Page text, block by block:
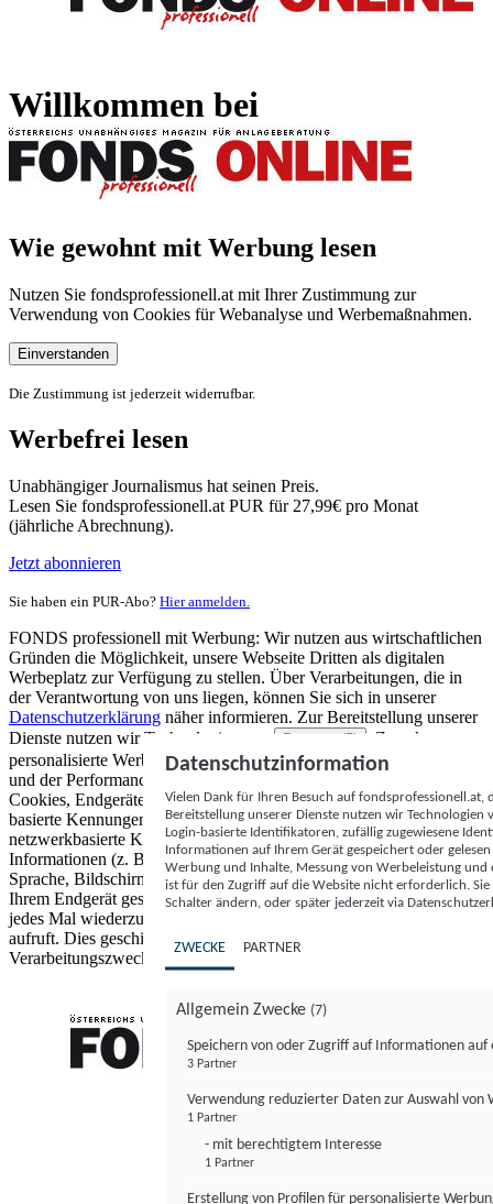
Willkommen bei
Wie gewohnt mit Werbung lesen
Nutzen Sie fondsprofessionell.at mit Ihrer Zustimmung zur
Verwendung von Cookies für Webanalyse und Werbemaßnahmen.
Einverstanden
Die Zustimmung ist jederzeit widerrufbar.
Werbefrei lesen
Unabhängiger Journalismus hat seinen Preis.
Lesen Sie fondsprofessionell.at PUR für 27,99€ pro Monat
(jährliche Abrechnung).
Jetzt abonnieren
Sie haben ein PUR-Abo? Hier anmelden.
FONDS professionell mit Werbung: Wir nutzen aus wirtschaftlichen
Gründen die Möglichkeit, unsere Webseite Dritten als digitalen
Werbeplatz zur Verfügung zu stellen. Über Verarbeitungen, die in
der Verantwortung von uns liegen, können Sie sich in unserer
Datenschutzerklärung näher informieren. Zur Bereitstellung unserer
Dienste nutzen wir Technologien von
Partnern (5)
. Zwecke:
personalisierte Werbung und Inhalte, Messung von Werbeleistung
und der Performance von Inhalten sowie Zielgruppenforschung.
Cookies, Endgeräte- oder ähnliche Online-Kennungen (z. B. login-
basierte Kennungen, zufällig generierte Kennungen,
netzwerkbasierte Kennungen) können zusammen mit anderen
Informationen (z. B. Browsertyp und Browserinformationen,
Sprache, Bildschirmgröße, unterstützte Technologien usw.) auf
Ihrem Endgerät gespeichert oder von dort ausgelesen werden, um es
jedes Mal wiederzuerkennen, wenn es eine App oder einer Webseite
aufruft. Dies geschieht für einen oder mehrere der hier aufgeführten
Verarbeitungszwecke.
Datenschutzinformation
Vielen Dank für Ihren Besuch auf
Bereitstellung unserer Dienste nutzen wir Technologien
Login-basierte Identifikatoren, zufällig zugewiesene
Informationen auf Ihrem Gerät gespeichert oder
Werbung und Inhalte, Messung von Werbeleistung
ist für den Zugriff auf die Website nicht erforderlich.
Schalter ändern, oder später jederzeit via
ZWECKE PARTNER
Allgemein Zwecke (7)
Speichern von oder Zugriff auf Informationen auf
3 Partner
Verwendung reduzierter Daten zur Auswahl von
1 Partner
- mit berechtigtem Interesse
1 Partner
Erstellung von Profilen für personalisierte
FONDS professionell